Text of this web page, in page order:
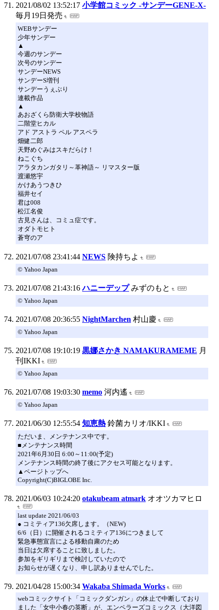
2021/08/02 13:52:17 小学館コミック -サンデーGENE-X-
毎月19日発売
WEBサンデー
少年サンデー
▲
今週のサンデー
次号のサンデー
サンデーNEWS
サンデーS増刊
サンデーうぇぶり
連載作品
▲
あおざくら防衛大学校物語
二階堂ヒカル
アド アストラ ペル アスペラ
畑健二郎
天野めぐみはスキだらけ！
ねこぐち
アラタカンガタリ～革神語～ リマスター版
渡瀬悠宇
かけあうつきひ
福井セイ
君は008
松江名俊
古見さんは、コミュ症です。
オダトモヒト
蒼穹のア
2021/07/08 23:41:44 NEWS 険持ちよ
© Yahoo Japan
2021/07/08 21:43:16 ハニーデップ みずのもと
© Yahoo Japan
2021/07/08 20:36:55 NightMarchen 村山慶
© Yahoo Japan
2021/07/08 19:10:19 黒娜さかき NAMAKURAMEME 月
刊IKKI
© Yahoo Japan
2021/07/08 19:03:30 memo 河内遙
© Yahoo Japan
2021/06/30 12:55:54 知恵熱 鈴菌カリオ/IKKI
ただいま、メンテナンス中です。
■メンテナンス時間
2021年6月30日 6:00～11:00(予定)
メンテナンス時間の終了後にアクセス可能となります。
▲ページトップへ
Copyright(C)BIGLOBE Inc.
2021/06/03 10:24:20 otakubeam atmark オオツカマヒロ
last update 2021/06/03
● コミティア136欠席します。（NEW)
6/6（日）に開催されるコミティア136につきまして
緊急事態宣言による移動自粛のため
当日は欠席することに致しました。
参加をギリギリまで検討していたので
お知らせが遅くなり、申し訳ありませんでした。
2021/04/28 15:00:34 Wakaba Shimada Works
webコミックサイト「コミックダンガン」の休止で中断しており
ました「女中小春の英断」が、エンペラーズコミックス（大洋図